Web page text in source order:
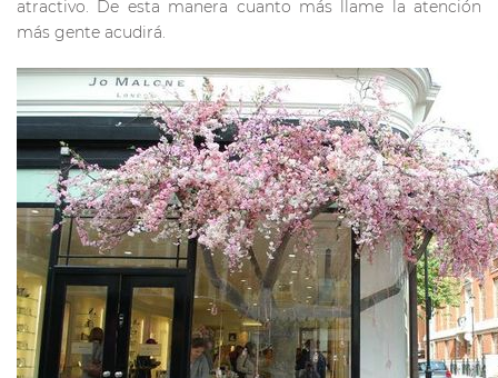
atractivo. De esta manera cuanto más llame la atención
más gente acudirá.